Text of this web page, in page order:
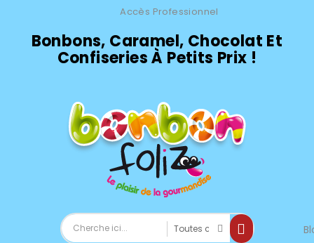
Accès Professionnel
Bonbons, Caramel, Chocolat Et
Confiseries À Petits Prix !